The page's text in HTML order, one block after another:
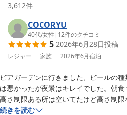
3,612件
COCORYU
40代/女性 | 12件のクチコミ
5 2026年6月28日投稿
レジャー 家族 2026年6月宿泊
ビアガーデンに行きました。ビールの
は悪かったが夜景はキレイでした。朝
高さ制限ある所は空いてたけど高さ制
が空いてなくて幅も狭く大変でした。
続きを読む